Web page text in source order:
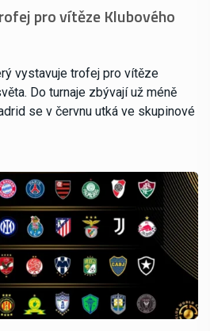
pro vítěze Klubového
vystavuje trofej pro vítěze
Do turnaje zbývají už méně
se v červnu utká ve skupinové